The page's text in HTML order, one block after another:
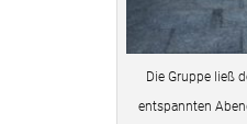
Die Gruppe ließ
entspannten